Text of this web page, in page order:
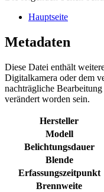
Hauptseite
Metadaten
Diese Datei enthält
Digitalkamera oder dem
nachträgliche
verändert worden sein.
Hersteller
Modell
Belichtungsdauer
Blende
Erfassungszeitpunkt
Brennweite